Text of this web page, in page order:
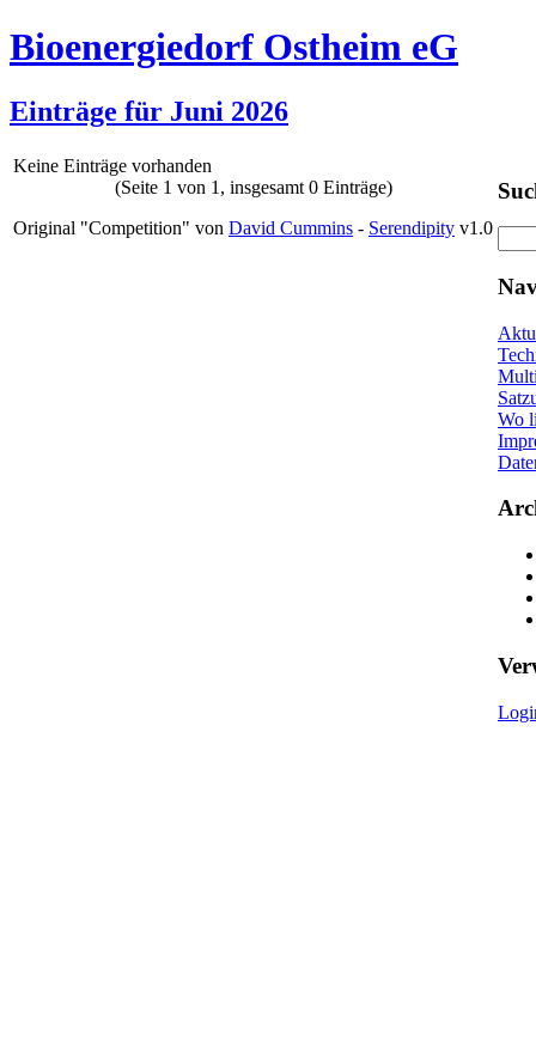
Bioenergiedorf Ostheim eG
Einträge für Juni 2026
Keine Einträge vorhanden
(Seite 1 von 1, insgesamt 0 Einträge)
Original "Competition" von David Cummins - Serendipity v1.0
Wo